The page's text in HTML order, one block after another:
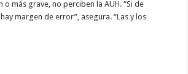
o más grave, no perciben la AUH. “Si de
margen de error”, asegura. “Las y los